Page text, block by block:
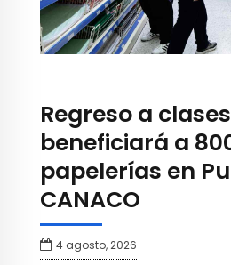
Regreso a clases
beneficiará a
papelerías en
CANACO
4 agosto, 2026